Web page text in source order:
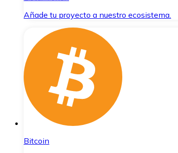
Añade tu proyecto a nuestro ecosistema.
Bitcoin